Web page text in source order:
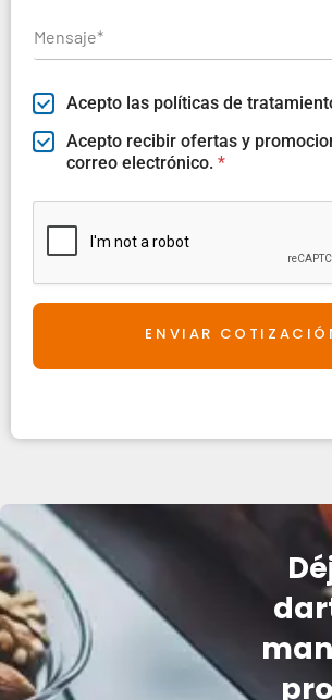
Acepto las políticas de
Acepto recibir ofertas y
correo electrónico. *
ENVIAR